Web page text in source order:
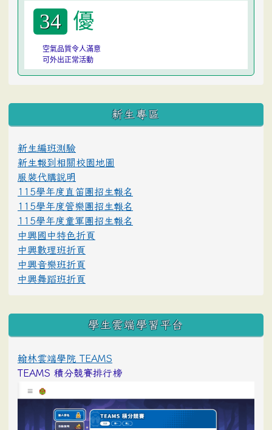
34 優
空氣品質令人滿意
可外出正常活動
:::
新生專區
新生編班測驗
新生報到相關校園地圖
服裝代購說明
115學年度直笛團招生報名
115學年度管樂團招生報名
115學年度童軍團招生報名
中興國中特色折頁
中興數理班折頁
中興音樂班折頁
中興舞蹈班折頁
學生雲端學習平台
翰林雲端學院 TEAMS
TEAMS 積分競賽排行榜